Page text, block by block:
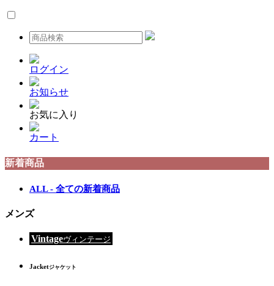
ログイン
お知らせ
お気に入り
カート
新着商品
ALL - 全ての新着商品
メンズ
Vintageヴィンテージ
Jacketジャケット